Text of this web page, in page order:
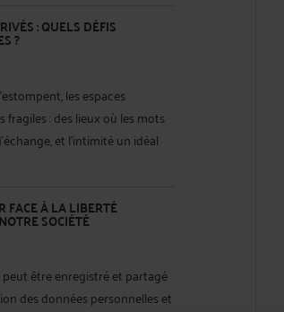
: QUELS DÉFIS
?
les espaces
: des lieux où les mots
et l’intimité un idéal
FACE À LA LIBERTÉ
SOCIÉTÉ
être enregistré et partagé
des données personnelles et